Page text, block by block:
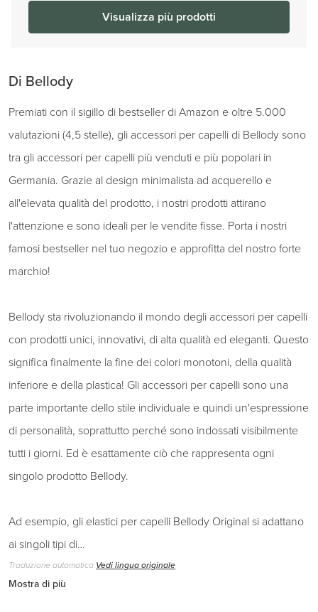
Visualizza più prodotti
Di Bellody
Premiati con il sigillo di bestseller di Amazon e oltre 5.000
valutazioni (4,5 stelle), gli accessori per capelli di Bellody sono
tra gli accessori per capelli più venduti e più popolari in
Germania. Grazie al design minimalista ad acquerello e
all'elevata qualità del prodotto, i nostri prodotti attirano
l'attenzione e sono ideali per le vendite fisse. Porta i nostri
famosi bestseller nel tuo negozio e approfitta del nostro forte
marchio!
Bellody sta rivoluzionando il mondo degli accessori per capelli
con prodotti unici, innovativi, di alta qualità ed eleganti. Questo
significa finalmente la fine dei colori monotoni, della qualità
inferiore e della plastica! Gli accessori per capelli sono una
parte importante dello stile individuale e quindi un'espressione
di personalità, soprattutto perché sono indossati visibilmente
tutti i giorni. Ed è esattamente ciò che rappresenta ogni
singolo prodotto Bellody.
Ad esempio, gli elastici per capelli Bellody Original si adattano
ai singoli tipi di…
Traduzione automatica Vedi lingua originale
Mostra di più